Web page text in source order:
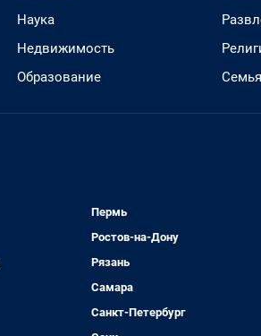
Наука
Недвижимость
Образование
Семья
Пермь
Ростов-на-Дону
Рязань
Самара
Санкт-Петербург